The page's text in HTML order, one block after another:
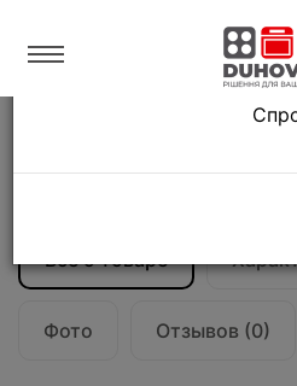
Мойки и смесители
Кухонная мойка
Все о товаре
Фото Отзывов (0)
Язык магазина